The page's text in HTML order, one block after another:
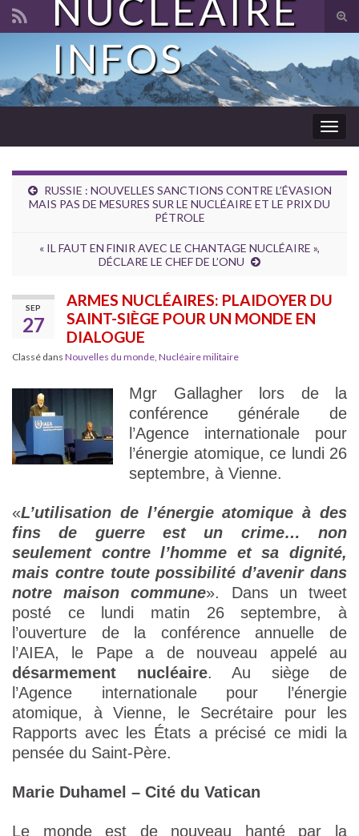
Search for:
NUCLÉAIRE
INFOS
RUSSIE : NOUVELLES SANCTIONS CONTRE L’ÉVASION
MAIS PAS DE MESURES SUR LE NUCLÉAIRE ET LE PRIX DU
PÉTROLE
« IL FAUT EN FINIR AVEC LE CHANTAGE NUCLÉAIRE »,
DÉCLARE LE CHEF DE L’ONU
SEP
27
ARMES NUCLÉAIRES: PLAIDOYER DU
SAINT-SIÈGE POUR UN MONDE EN
DIALOGUE
Classé dans Nouvelles du monde, Nucléaire militaire
Mgr Gallagher lors de la
conférence générale de
l’Agence internationale pour
l’énergie atomique, ce lundi 26
septembre, à Vienne.
«L’utilisation de l’énergie atomique à des
fins de guerre est un crime… non
seulement contre l’homme et sa dignité,
mais contre toute possibilité d’avenir dans
notre maison commune». Dans un tweet
posté ce lundi matin 26 septembre, à
l’ouverture de la conférence annuelle de
l’AIEA, le Pape a de nouveau appelé au
désarmement nucléaire. Au siège de
l’Agence internationale pour l’énergie
atomique, à Vienne, le Secrétaire pour les
Rapports avec les États a précisé ce midi la
pensée du Saint-Père.
Marie Duhamel – Cité du Vatican
Le monde est de nouveau hanté par la